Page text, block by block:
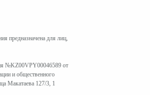
предназначена для лиц,
№KZ00VPY00046589 от
и общественного
Макатаева 127/3, 1